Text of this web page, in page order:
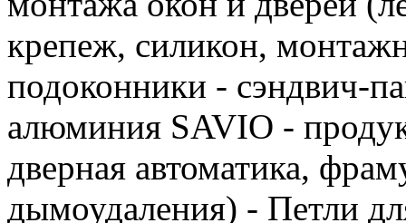
крепеж, силикон,
подоконники - сэндвич-
алюминия SAVIO -
дверная автоматика,
дымоудаления) - Петли